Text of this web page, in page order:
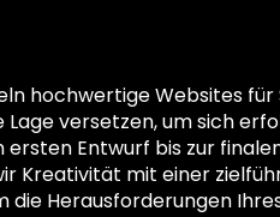
hochwertige Websites für
Lage versetzen, um sich
Entwurf bis zur
Kreativität mit einer
die Herausforderungen